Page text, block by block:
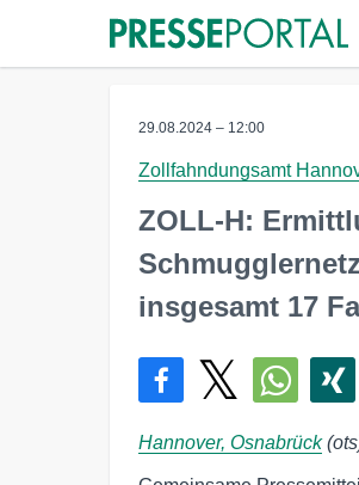
29.08.2024 – 12:00
Zollfahndungsamt
ZOLL-H:
insgesamt 17
Hannover, Osnabrück